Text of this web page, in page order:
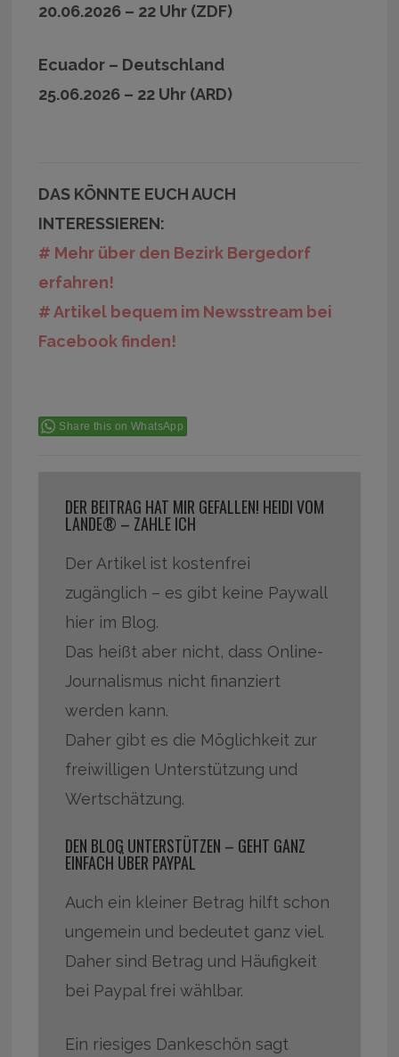
20.06.2026 – 22 Uhr (ZDF)
Ecuador – Deutschland
25.06.2026 – 22 Uhr (ARD)
DAS KÖNNTE EUCH AUCH
INTERESSIEREN:
# Mehr über den Bezirk Bergedorf
erfahren!
# Artikel bequem im Newsstream bei
Facebook finden!
Share this on WhatsApp
DER BEITRAG HAT MIR GEFALLEN! HEIDI VOM
LANDE® – ZAHLE ICH
Der Artikel ist kostenfrei
zugänglich – es gibt keine Paywall
hier im Blog.
Das heißt aber nicht, dass Online-
Journalismus nicht finanziert
werden kann.
Daher gibt es die Möglichkeit zur
freiwilligen Unterstützung und
Wertschätzung.
DEN BLOG UNTERSTÜTZEN – GEHT GANZ
EINFACH ÜBER PAYPAL
Auch ein kleiner Betrag hilft schon
ungemein und bedeutet ganz viel.
Daher sind Betrag und Häufigkeit
bei Paypal frei wählbar.
Ein riesiges Dankeschön sagt